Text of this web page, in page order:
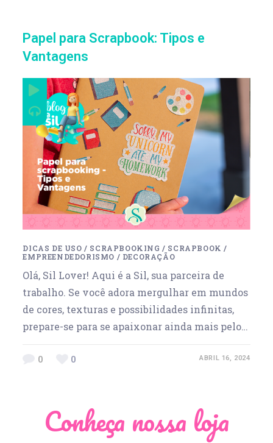
Papel para Scrapbook: Tipos e
Vantagens
DICAS DE USO / SCRAPBOOKING / SCRAPBOOK /
EMPREENDEDORISMO / DECORAÇÃO
Olá, Sil Lover! Aqui é a Sil, sua parceira de
trabalho. Se você adora mergulhar em mundos
de cores, texturas e possibilidades infinitas,
prepare-se para se apaixonar ainda mais pelo…
0 0 ABRIL 16, 2024
Conheça nossa loja